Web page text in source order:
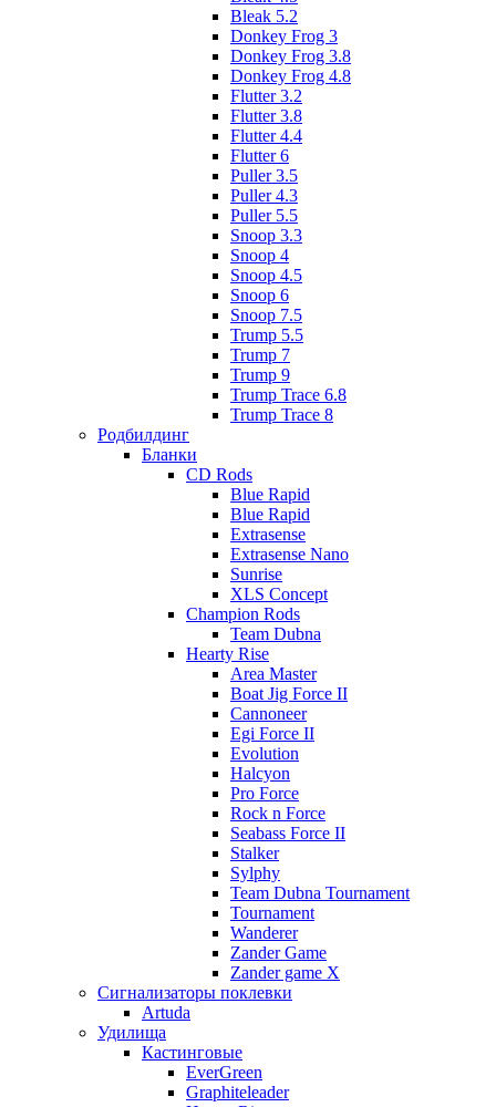
Bleak 5.2
Donkey Frog 3
Donkey Frog 3.8
Donkey Frog 4.8
Flutter 3.2
Flutter 3.8
Flutter 4.4
Flutter 6
Puller 3.5
Puller 4.3
Puller 5.5
Snoop 3.3
Snoop 4
Snoop 4.5
Snoop 6
Snoop 7.5
Trump 5.5
Trump 7
Trump 9
Trump Trace 6.8
Trump Trace 8
Родбилдинг
Бланки
CD Rods
Blue Rapid
Blue Rapid
Extrasense
Extrasense Nano
Sunrise
XLS Concept
Champion Rods
Team Dubna
Hearty Rise
Area Master
Boat Jig Force II
Cannoneer
Egi Force II
Evolution
Halcyon
Pro Force
Rock n Force
Seabass Force II
Stalker
Sylphy
Team Dubna Tournament
Tournament
Wanderer
Zander Game
Zander game X
Сигнализаторы поклевки
Artuda
Удилища
Кастинговые
EverGreen
Graphiteleader